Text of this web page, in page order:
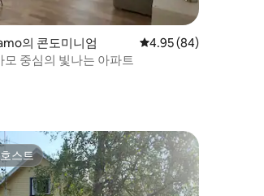
), 후기 6개
의 콘도미니엄 평점 4.95점(5점 만점),
4.95 (84)
모 중심의 빛나는 아파트
스트
스트